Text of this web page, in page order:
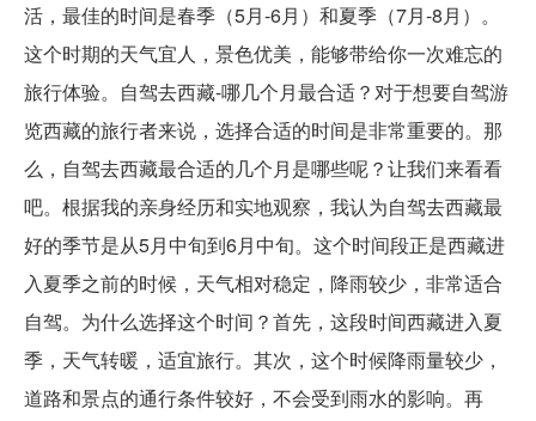
活，最佳的时间是春季（5月-6月）和夏季（7月-8月）。
这个时期的天气宜人，景色优美，能够带给你一次难忘的
旅行体验。自驾去西藏-哪几个月最合适？对于想要自驾游
览西藏的旅行者来说，选择合适的时间是非常重要的。那
么，自驾去西藏最合适的几个月是哪些呢？让我们来看看
吧。根据我的亲身经历和实地观察，我认为自驾去西藏最
好的季节是从5月中旬到6月中旬。这个时间段正是西藏进
入夏季之前的时候，天气相对稳定，降雨较少，非常适合
自驾。为什么选择这个时间？首先，这段时间西藏进入夏
季，天气转暖，适宜旅行。其次，这个时候降雨量较少，
道路和景点的通行条件较好，不会受到雨水的影响。再